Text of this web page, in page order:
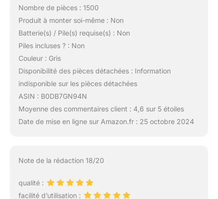
Nombre de pièces : 1500
Produit à monter soi-même : Non
Batterie(s) / Pile(s) requise(s) : Non
Piles incluses ? : Non
Couleur : Gris
Disponibilité des pièces détachées : Information
indisponible sur les pièces détachées
ASIN : B0DB7GN94N
Moyenne des commentaires client : 4,6 sur 5 étoiles
Date de mise en ligne sur Amazon.fr : 25 octobre 2024
Note de la rédaction 18/20
qualité :
facilité d’utilisation :